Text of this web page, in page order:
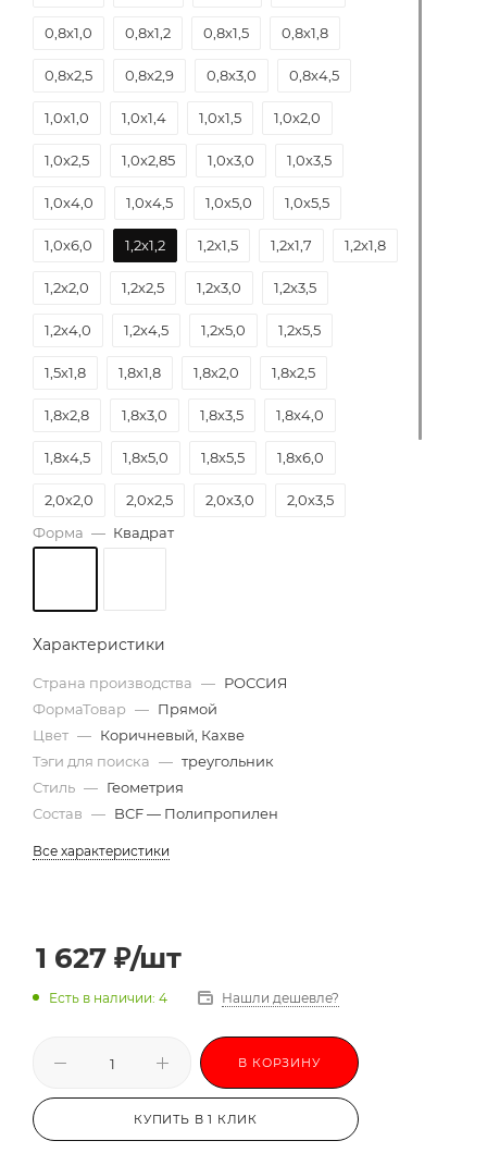
0,8х1,0 0,8х1,2 0,8х1,5 0,8х1,8
0,8х2,5 0,8х2,9 0,8х3,0 0,8х4,5
1,0х1,0 1,0х1,4 1,0х1,5 1,0х2,0
1,0х2,5 1,0х2,85 1,0х3,0 1,0х3,5
1,0х4,0 1,0х4,5 1,0х5,0 1,0х5,5
1,0х6,0 1,2х1,2 1,2х1,5 1,2х1,7 1,2х1,8
1,2х2,0 1,2х2,5 1,2х3,0 1,2х3,5
1,2х4,0 1,2х4,5 1,2х5,0 1,2х5,5
1,5х1,8 1,8х1,8 1,8х2,0 1,8х2,5
1,8х2,8 1,8х3,0 1,8х3,5 1,8х4,0
1,8х4,5 1,8х5,0 1,8х5,5 1,8х6,0
2,0х2,0 2,0х2,5 2,0х3,0 2,0х3,5
2,0х4,0 2,0х4,5
Форма — Квадрат
Характеристики
Страна производства — РОССИЯ
ФормаТовар — Прямой
Цвет — Коричневый, Кахве
Тэги для поиска — треугольник
Стиль — Геометрия
Состав — BCF — Полипропилен
Все характеристики
1 627 ₽/шт
Есть в наличии: 4 Нашли дешевле?
В КОРЗИНУ
КУПИТЬ В 1 КЛИК